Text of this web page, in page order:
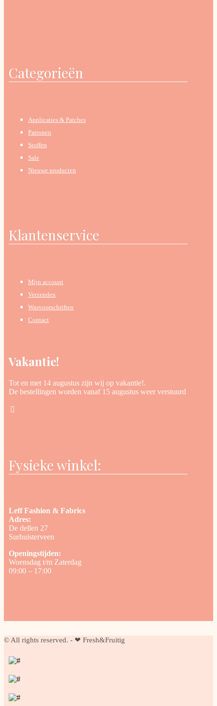
Categorieën
Applicaties & Patches
Patronen
Stoffen
Sale
Nieuwe producten
Klantenservice
Mijn account
Verzenden
Wasvoorschriften
Contact
Vakantie!
Tot en met 14 augustus zijn wij op vakantie!.
De bestellingen worden vanaf 15 augustus weer verstuurd
Fysieke winkel:
Leff Fashion & Fabrics
Adres:
De dellen 27
Surhuisterveen
Openingstijden:
Woensdag t/m Zaterdag
09:00 – 17:00
© All rights reserved. - ❤ Fresh&Fruitig